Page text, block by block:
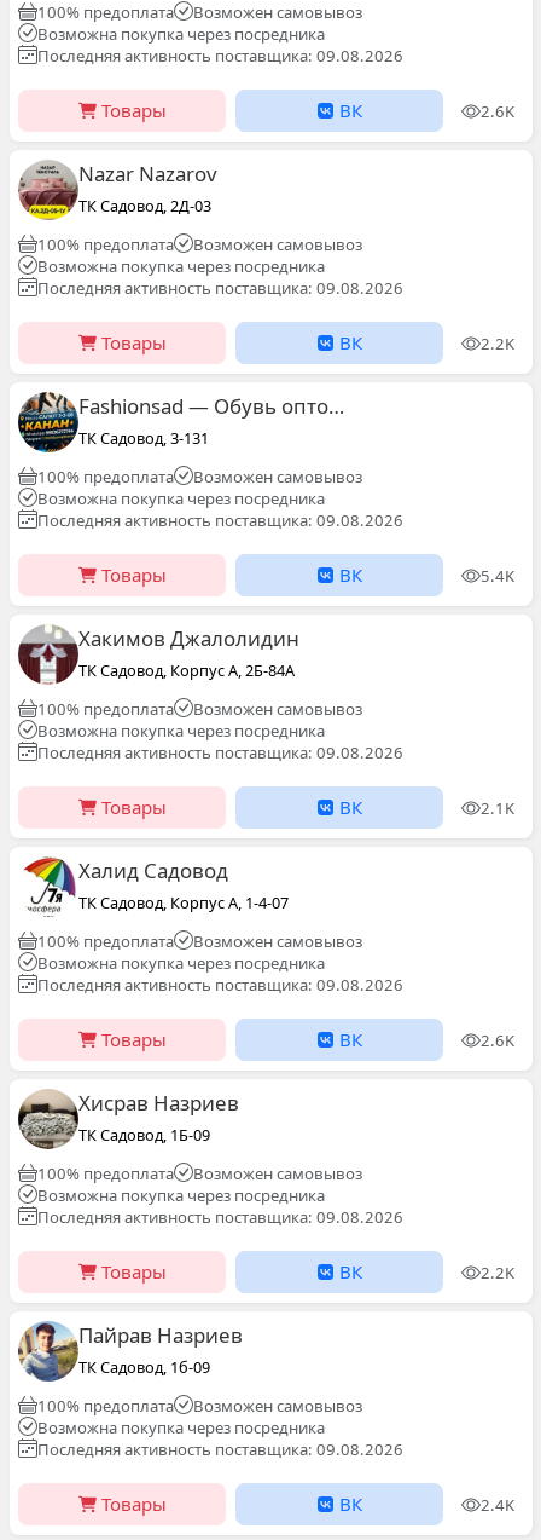
100% предоплата
Возможен самовывоз
Возможна покупка через посредника
Последняя активность поставщика: 09.08.2026
Товары ВК 2.6K
Nazar Nazarov
ТК Садовод, 2Д-03
100% предоплата
Возможен самовывоз
Возможна покупка через посредника
Последняя активность поставщика: 09.08.2026
Товары ВК 2.2K
Fashionsad — Обувь оптом ТК Садовод Канан
ТК Садовод, 3-131
100% предоплата
Возможен самовывоз
Возможна покупка через посредника
Последняя активность поставщика: 09.08.2026
Товары ВК 5.4K
Хакимов Джалолидин
ТК Садовод, Корпус А, 2Б-84А
100% предоплата
Возможен самовывоз
Возможна покупка через посредника
Последняя активность поставщика: 09.08.2026
Товары ВК 2.1K
Халид Садовод
ТК Садовод, Корпус А, 1-4-07
100% предоплата
Возможен самовывоз
Возможна покупка через посредника
Последняя активность поставщика: 09.08.2026
Товары ВК 2.6K
Хисрав Назриев
ТК Садовод, 1Б-09
100% предоплата
Возможен самовывоз
Возможна покупка через посредника
Последняя активность поставщика: 09.08.2026
Товары ВК 2.2K
Пайрав Назриев
ТК Садовод, 1б-09
100% предоплата
Возможен самовывоз
Возможна покупка через посредника
Последняя активность поставщика: 09.08.2026
Товары ВК 2.4K